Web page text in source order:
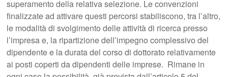
superamento della relativa selezione. Le convenzioni
finalizzate ad attivare questi percorsi stabiliscono, tra l’altro,
le modalità di svolgimento delle attività di ricerca presso
l’impresa e, la ripartizione dell’impegno complessivo del
dipendente e la durata del corso di dottorato relativamente
ai posti coperti da dipendenti delle imprese. Rimane in